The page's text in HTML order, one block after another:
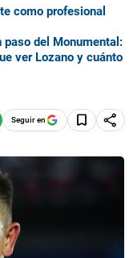
como profesional
del Monumental:
ver Lozano y cuánto
Seguir en